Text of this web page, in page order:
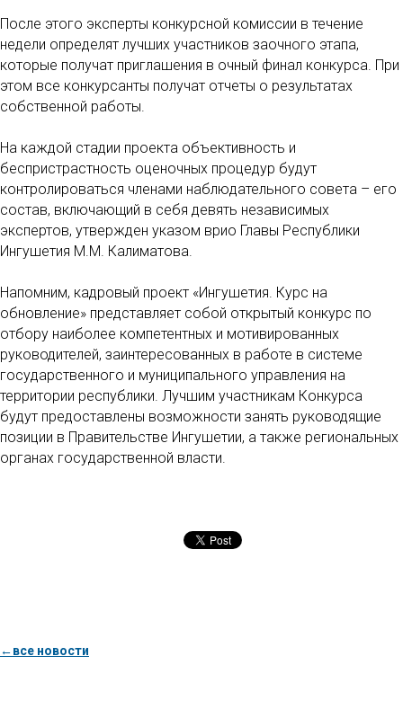
После этого эксперты конкурсной комиссии в течение
недели определят лучших участников заочного этапа,
которые получат приглашения в очный финал конкурса. При
этом все конкурсанты получат отчеты о результатах
собственной работы.
На каждой стадии проекта объективность и
беспристрастность оценочных процедур будут
контролироваться членами наблюдательного совета – его
состав, включающий в себя девять независимых
экспертов, утвержден указом врио Главы Республики
Ингушетия М.М. Калиматова.
Напомним, кадровый проект «Ингушетия. Курс на
обновление» представляет собой открытый конкурс по
отбору наиболее компетентных и мотивированных
руководителей, заинтересованных в работе в системе
государственного и муниципального управления на
территории республики. Лучшим участникам Конкурса
будут предоставлены возможности занять руководящие
позиции в Правительстве Ингушетии, а также региональных
органах государственной власти.
←все новости